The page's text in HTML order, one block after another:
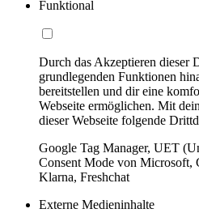
Funktional
Durch das Akzeptieren dieser
grundlegenden Funktionen
bereitstellen und dir eine
Webseite ermöglichen. Mit
dieser Webseite folgende
Google Tag Manager, UET
Consent Mode von Microsoft,
Klarna, Freshchat
Externe Medieninhalte